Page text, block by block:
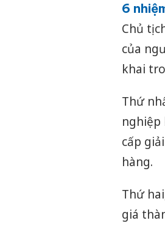
6
Chủ
của
khai
Thứ
nghiệp
cấp
hàng.
Thứ
giá